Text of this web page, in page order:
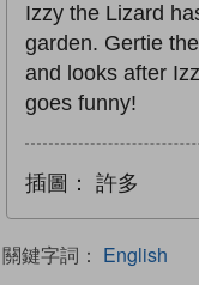
Izzy the Lizard
garden. Gertie
and looks after
goes funny!
插圖： 許多
關鍵字詞： English